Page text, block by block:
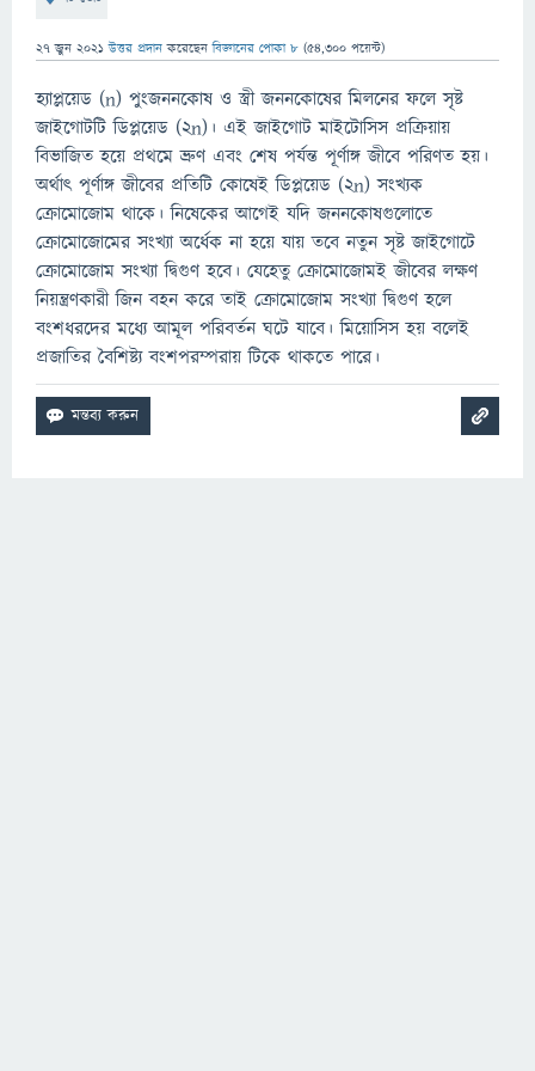
27 জুন 2021 উত্তর প্রদান করেছেনবিজ্ঞানের পোকা ৮ (54,300 পয়েন্ট)
হ্যাপ্লয়েড (n) পুংজননকোষ ও স্ত্রী জননকোষের মিলনের ফলে সৃষ্ট
জাইগােটটি ডিপ্লয়েড (2n)। এই জাইগােট মাইটোসিস প্রক্রিয়ায়
বিভাজিত হয়ে প্রথমে ভ্রুণ এবং শেষ পর্যন্ত পূর্ণাঙ্গ জীবে পরিণত হয়।
অর্থাৎ পূর্ণাঙ্গ জীবের প্রতিটি কোষেই ডিপ্লয়েড (2n) সংখ্যক
ক্রোমােজোম থাকে। নিষেকের আগেই যদি জননকোষগুলােতে
ক্রোমােজোমের সংখ্যা অর্ধেক না হয়ে যায় তবে নতুন সৃষ্ট জাইগােটে
ক্রোমােজোম সংখ্যা দ্বিগুণ হবে। যেহেতু ক্রোমােজোমই জীবের লক্ষণ
নিয়ন্ত্রণকারী জিন বহন করে তাই ক্রোমােজোম সংখ্যা দ্বিগুণ হলে
বংশধরদের মধ্যে আমূল পরিবর্তন ঘটে যাবে। মিয়ােসিস হয় বলেই
প্রজাতির বৈশিষ্ট্য বংশপরম্পরায় টিকে থাকতে পারে।